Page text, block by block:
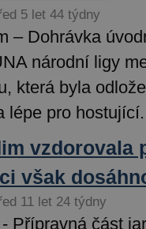
5 let 44 týdny
– Dohrávka
národní ligy
která byla
lépe pro
vzdorovala
však
11 let 24 týdny
Přípravná část